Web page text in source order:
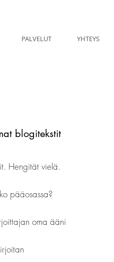
PALVELUT YHTEYS
blogitekstit
Hengität vielä.
pääosassa?
oma ääni